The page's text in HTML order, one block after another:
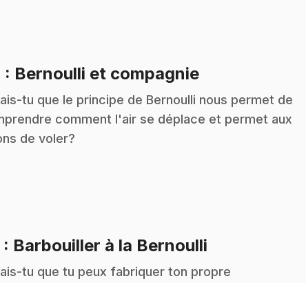
: Bernoulli et compagnie.
tu que le principe de Bernoulli nous permet de
comment l'air se déplace et permet aux
de voler?
: Barbouiller à la Bernoulli
tu que tu peux fabriquer ton propre